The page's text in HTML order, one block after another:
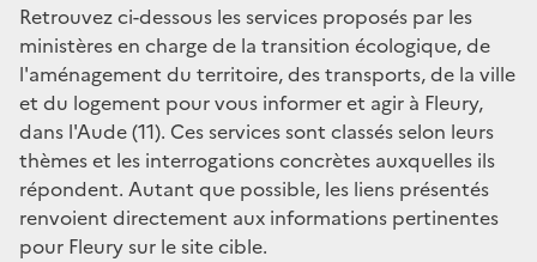
Retrouvez ci-dessous les services proposés par les
ministères en charge de la transition écologique, de
l'aménagement du territoire, des transports, de la ville
et du logement pour vous informer et agir à Fleury,
dans l'Aude (11). Ces services sont classés selon leurs
thèmes et les interrogations concrètes auxquelles ils
répondent. Autant que possible, les liens présentés
renvoient directement aux informations pertinentes
pour Fleury sur le site cible.